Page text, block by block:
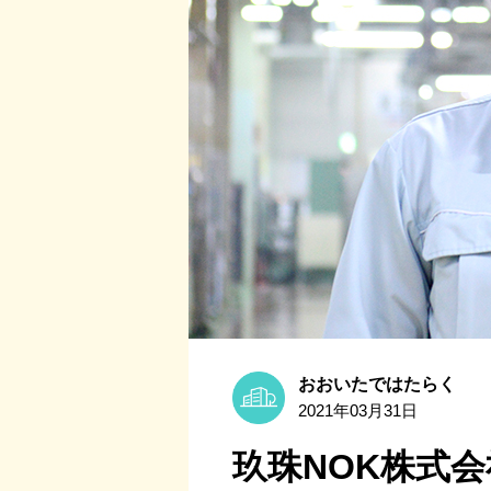
おおいたではたらく
2021年03月31日
玖珠NOK株式